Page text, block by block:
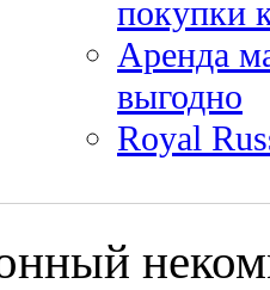
покупки
Аренда
выгодно
Royal